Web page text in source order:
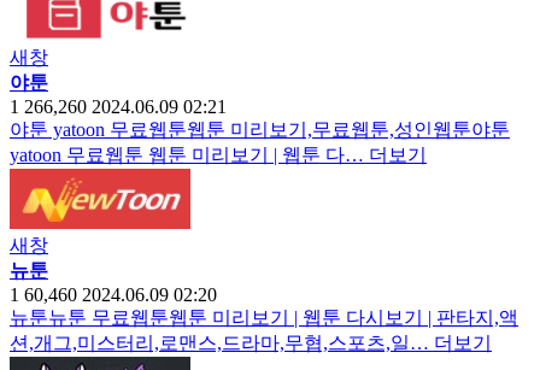
새창
야툰
1 266,260 2024.06.09 02:21
야툰 yatoon 무료웹툰웹툰 미리보기,무료웹툰,성인웹툰야툰
yatoon 무료웹툰 웹툰 미리보기 | 웹툰 다… 더보기
새창
뉴툰
1 60,460 2024.06.09 02:20
뉴툰뉴툰 무료웹툰웹툰 미리보기 | 웹툰 다시보기 | 판타지,액
션,개그,미스터리,로맨스,드라마,무협,스포츠,일… 더보기